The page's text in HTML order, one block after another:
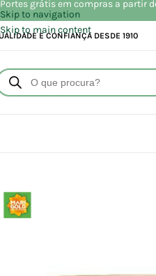
Skip to navigation
Skip to main content
E CONFIANÇA DESDE 1910
Portes grátis em compras a partir